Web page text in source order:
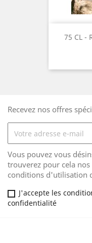
75 CL -
Recevez nos offres
Vous pouvez vous
trouverez pour cela
conditions d'utilisation
J'accepte les
confidentialité